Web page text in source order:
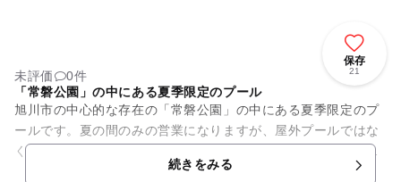
保存
21
未評価
0件
「常磐公園」の中にある夏季限定のプール
旭川市の中心的な存在の「常磐公園」の中にある夏季限定のプ
ールです。夏の間のみの営業になりますが、屋外プールではな
く屋根付きのプールなので、日焼けなどの心配もなく、快適に
水遊びができます。屋根があ...続きをみる